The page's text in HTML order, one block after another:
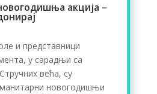
акција –
и представници
у сарадњи са
већа, су
новогодишњи